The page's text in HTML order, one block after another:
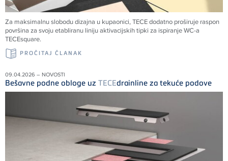
Za maksimalnu slobodu dizajna u kupaonici,TECEdodatno proširuje raspon
površina za svoju etabliranu liniju aktivacijskih tipki za ispiranje WC-a
TECEsquare.
PROČITAJ ČLANAK
09.04.2026 – NOVOSTI
Bešavne podne obloge uz TECEdrainline za tekuće podove